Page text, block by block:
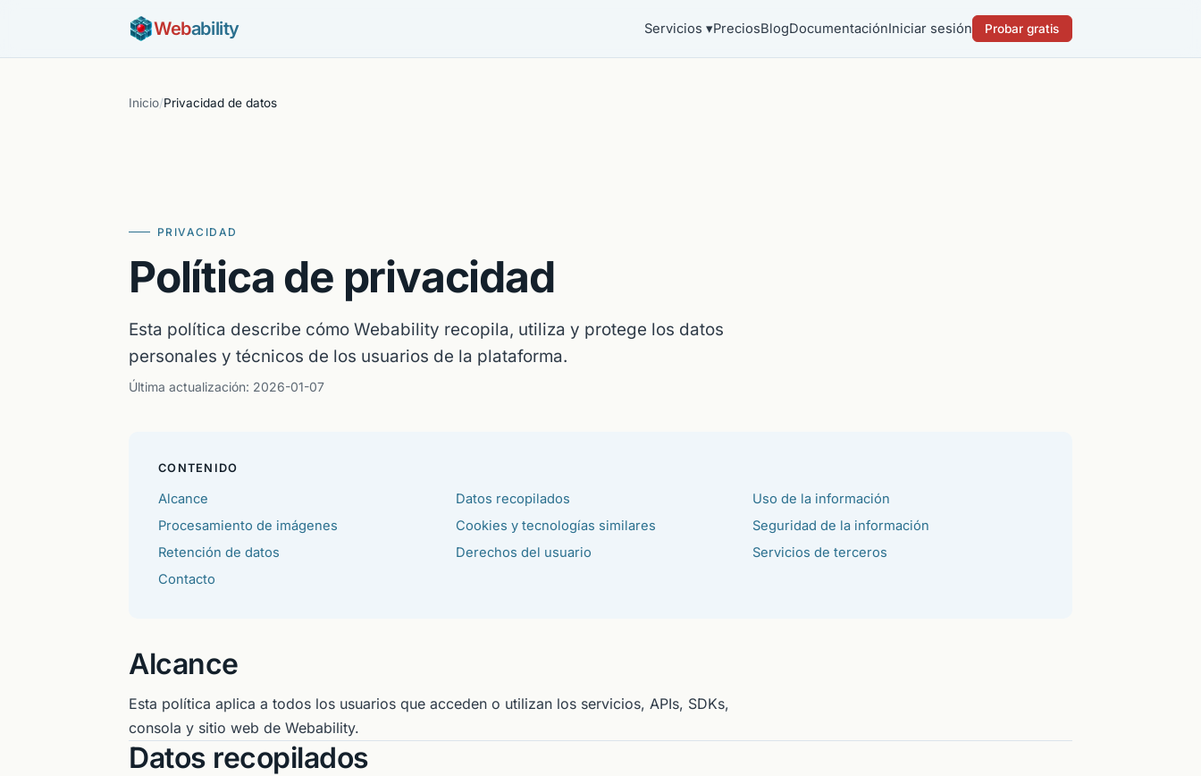
Webability Servicios ▾PreciosBlogDocumentaciónIniciar sesión Probar gratis
Inicio/Privacidad de datos
PRIVACIDAD
Política de privacidad
Esta política describe cómo Webability recopila, utiliza y protege los datos
personales y técnicos de los usuarios de la plataforma.
Última actualización: 2026-01-07
CONTENIDO
Alcance Datos recopilados
Uso de la información
Procesamiento de imágenes
Cookies y tecnologías similares
Seguridad de la información
Retención de datos
Derechos del usuario
Servicios de terceros
Contacto
Alcance
Esta política aplica a todos los usuarios que acceden o utilizan los servicios, APIs, SDKs,
consola y sitio web de Webability.
Datos recopilados